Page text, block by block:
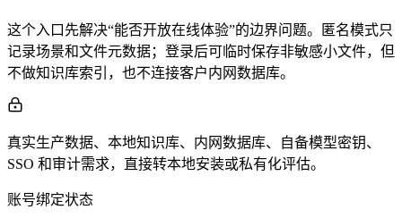
这个入口先解决“能否开放在线体验”的边界问题。匿名模式只
记录场景和文件元数据；登录后可临时保存非敏感小文件，但
不做知识库索引，也不连接客户内网数据库。
真实生产数据、本地知识库、内网数据库、自备模型密钥、
SSO 和审计需求，直接转本地安装或私有化评估。
账号绑定状态